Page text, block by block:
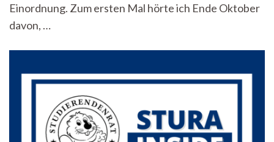
Einordnung. Zum ersten Mal hörte ich Ende Oktober
davon, …